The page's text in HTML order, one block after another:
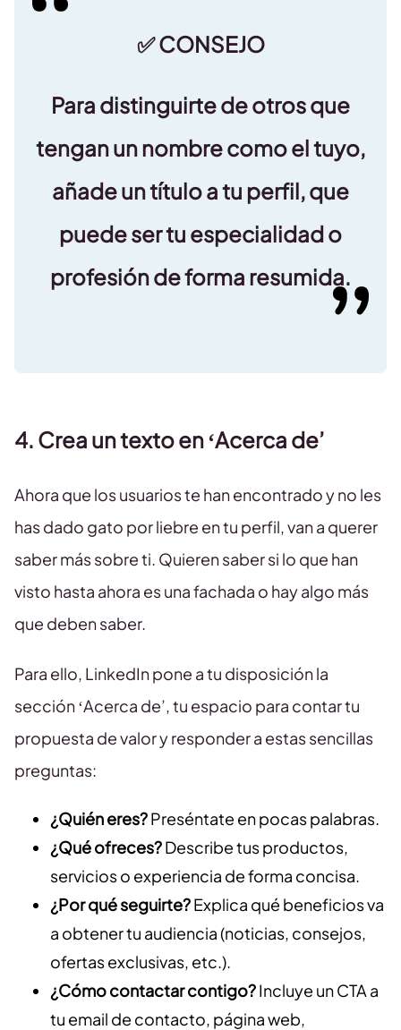
✅ CONSEJO
Para distinguirte de otros que
tengan un nombre como el tuyo,
añade un título a tu perfil, que
puede ser tu especialidad o
profesión de forma resumida.
4. Crea un texto en ‘Acerca de’
Ahora que los usuarios te han encontrado y no les
has dado gato por liebre en tu perfil, van a querer
saber más sobre ti. Quieren saber si lo que han
visto hasta ahora es una fachada o hay algo más
que deben saber.
Para ello, LinkedIn pone a tu disposición la
sección ‘Acerca de’, tu espacio para contar tu
propuesta de valor y responder a estas sencillas
preguntas:
¿Quién eres?Preséntate en pocas palabras.
¿Qué ofreces?Describe tus productos,
servicios o experiencia de forma concisa.
¿Por qué seguirte?Explica qué beneficios va
a obtener tu audiencia (noticias, consejos,
ofertas exclusivas, etc.).
¿Cómo contactar contigo?Incluye un CTA a
tu email de contacto, página web,